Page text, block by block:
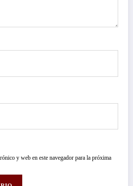
y web en este navegador para la próxima